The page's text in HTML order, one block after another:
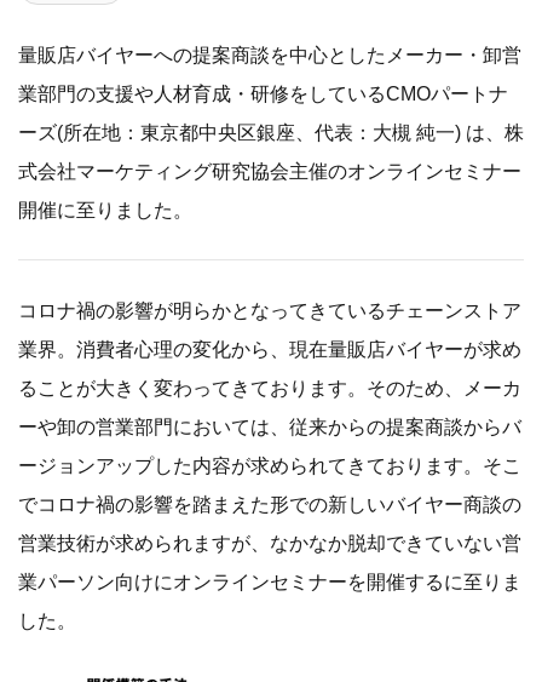
量販店バイヤーへの提案商談を中心としたメーカー・卸営
業部門の支援や人材育成・研修をしているCMOパートナ
ーズ(所在地：東京都中央区銀座、代表：大槻 純一) は、株
式会社マーケティング研究協会主催のオンラインセミナー
開催に至りました。
コロナ禍の影響が明らかとなってきているチェーンストア
業界。消費者心理の変化から、現在量販店バイヤーが求め
ることが大きく変わってきております。そのため、メーカ
ーや卸の営業部門においては、従来からの提案商談からバ
ージョンアップした内容が求められてきております。そこ
でコロナ禍の影響を踏まえた形での新しいバイヤー商談の
営業技術が求められますが、なかなか脱却できていない営
業パーソン向けにオンラインセミナーを開催するに至りま
した。